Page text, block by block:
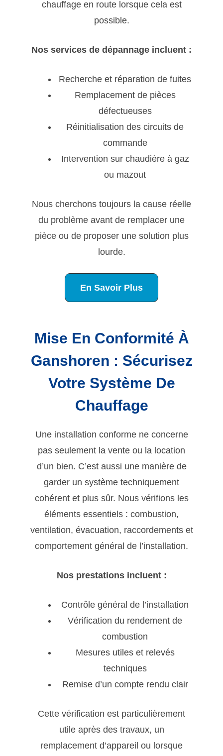
chauffage en route lorsque cela est
possible.
Nos services de dépannage incluent :
Recherche et réparation de fuites
Remplacement de pièces
défectueuses
Réinitialisation des circuits de
commande
Intervention sur chaudière à gaz
ou mazout
Nous cherchons toujours la cause réelle
du problème avant de remplacer une
pièce ou de proposer une solution plus
lourde.
En Savoir Plus
Mise En Conformité À
Ganshoren : Sécurisez
Votre Système De
Chauffage
Une installation conforme ne concerne
pas seulement la vente ou la location
d’un bien. C’est aussi une manière de
garder un système techniquement
cohérent et plus sûr. Nous vérifions les
éléments essentiels : combustion,
ventilation, évacuation, raccordements et
comportement général de l’installation.
Nos prestations incluent :
Contrôle général de l’installation
Vérification du rendement de
combustion
Mesures utiles et relevés
techniques
Remise d’un compte rendu clair
Cette vérification est particulièrement
utile après des travaux, un
remplacement d’appareil ou lorsque